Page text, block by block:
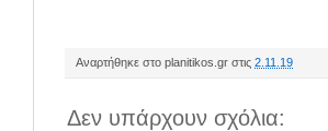
Αναρτήθηκε στο planitikos.gr στις 2.11.19
Δεν υπάρχουν σχόλια: